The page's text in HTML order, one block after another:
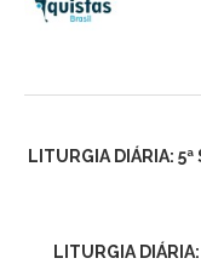
LITURGIA DIÁRIA:
LITURGIA